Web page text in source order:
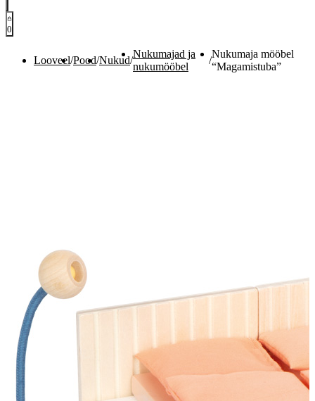
0
Looveel/Pood/Nukud/
Nukumajad ja
nukumööbel
/
Nukumaja mööbel
“Magamistuba”